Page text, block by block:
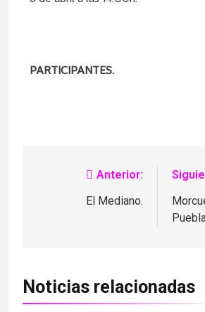
PARTICIPANTES.
Anterior:
El Mediano.
Noticias relacionadas